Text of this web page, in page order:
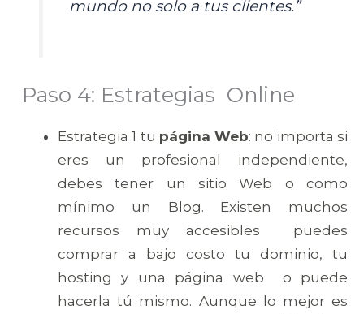
mundo no solo a tus clientes.”
Paso 4: Estrategias Online
Estrategia 1 tu página Web: no importa si
eres un profesional independiente,
debes tener un sitio Web o como
mínimo un Blog. Existen muchos
recursos muy accesibles puedes
comprar a bajo costo tu dominio, tu
hosting y una página web o puede
hacerla tú mismo. Aunque lo mejor es